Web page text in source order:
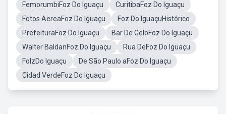
FemorumbiFoz Do Iguaçu
CuritibaFoz Do Iguaçu
Fotos AereaFoz Do Iguaçu
Foz Do IguaçuHistórico
PrefeituraFoz Do Iguaçu
Bar De GeloFoz Do Iguaçu
Walter BaldanFoz Do Iguaçu
Rua DeFoz Do Iguaçu
FolzDo Iguaçu
De São Paulo aFoz Do Iguaçu
Cidad VerdeFoz Do Iguaçu